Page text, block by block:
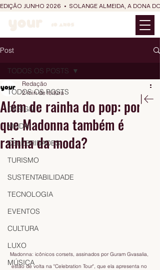
EDIÇÃO JUNHO 2026  •  SOLANGE ALMEIDA, A DONA
Post
TODOS OS POSTS
DESIGN
MODA
CELEBRIDADES
TURISMO
SUSTENTABILIDADE
TECNOLOGIA
EVENTOS
CULTURA
LUXO
MÚSICA
TODOS OS POSTS
Além de rainha do pop: por
que Madonna também é
rainha da moda?
Redação
2 min de leitura
Madonna: icônicos corsets, assinados por Guram Gvasalia,
estão de volta na "Celebration Tour", que ela apresenta no